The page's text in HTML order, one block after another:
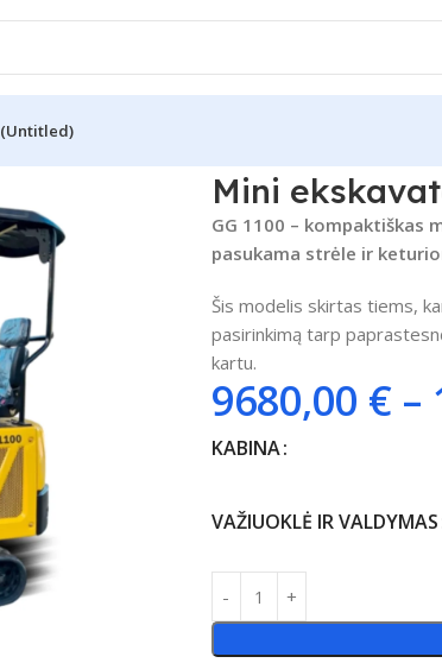
(Untitled)
Mini
GG 1100 – kompaktiškas
pasukama strėle ir
Šis modelis skirtas tiems,
pasirinkimą tarp
kartu.
9680,00 € –
KABINA
VAŽIUOKLĖ IR VALDYMAS